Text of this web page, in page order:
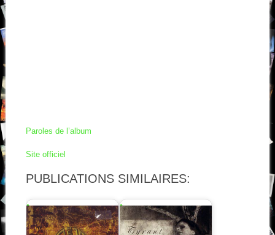
Paroles de l’album
Site officiel
PUBLICATIONS SIMILAIRES: